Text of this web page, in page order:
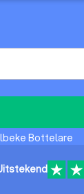
Bottelare